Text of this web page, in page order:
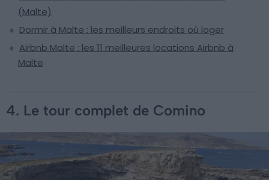
(Malte)
Dormir à Malte : les meilleurs endroits où loger
Airbnb Malte : les 11 meilleures locations Airbnb à
Malte
4. Le tour complet de Comino